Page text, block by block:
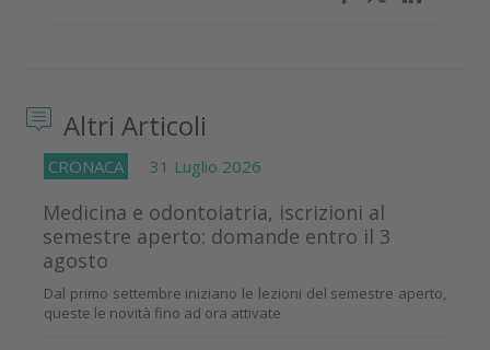
Altri Articoli
CRONACA 31 Luglio 2026
Medicina e odontoiatria, iscrizioni al
semestre aperto: domande entro il 3
agosto
Dal primo settembre iniziano le lezioni del semestre aperto,
queste le novità fino ad ora attivate